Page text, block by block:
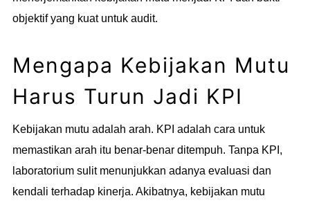
objektif yang kuat untuk audit.
Mengapa Kebijakan Mutu
Harus Turun Jadi KPI
Kebijakan mutu adalah arah. KPI adalah cara untuk
memastikan arah itu benar-benar ditempuh. Tanpa KPI,
laboratorium sulit menunjukkan adanya evaluasi dan
kendali terhadap kinerja. Akibatnya, kebijakan mutu